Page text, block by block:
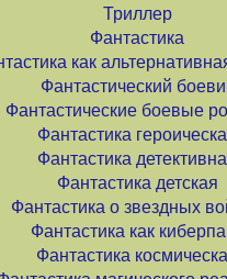
Триллер
Фантастика
как
Фантастический
Фантастические боевые
Фантастика
Фантастика
Фантастика детская
Фантастика о звездных
Фантастика как
Фантастика